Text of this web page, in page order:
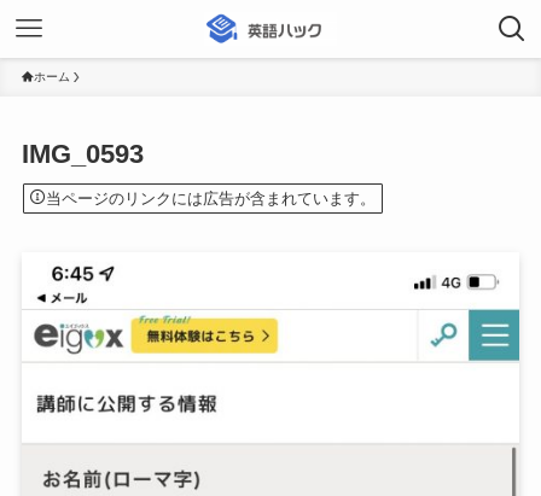
ホーム
IMG_0593
当ページのリンクには広告が含まれています。